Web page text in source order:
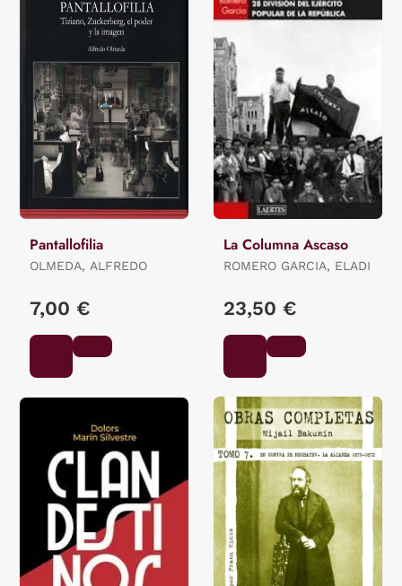
Pantallofilia
OLMEDA, ALFREDO
7,00 €
La Columna Ascaso
ROMERO GARCIA, ELADI
23,50 €